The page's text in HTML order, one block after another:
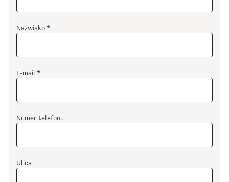
Nazwisko
E-mail
Numer telefonu
Ulica